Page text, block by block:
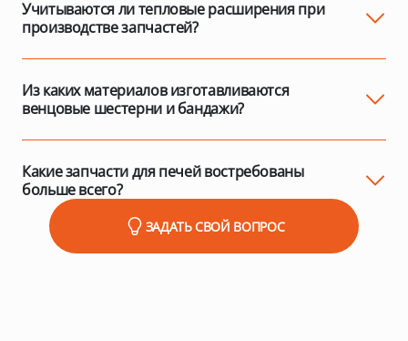
Учитываются ли тепловые расширения при
производстве запчастей?
рабочей температурой, чтобы избежать деформаций и
краевых напряжений.
Из каких материалов изготавливаются
венцовые шестерни и бандажи?
прочность и долгий срок службы даже при весе до 15
тонн.
Какие запчасти для печей востребованы
больше всего?
Наибольший спрос - на венцовые шестерни, бандажи и
опорно-упорные станции. Эти детали испытывают
максимальные механические нагрузки.
ЗАДАТЬ СВОЙ ВОПРОС